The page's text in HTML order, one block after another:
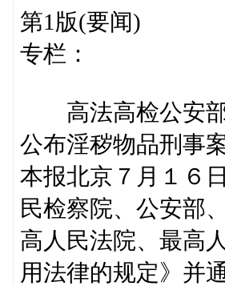
第1版(要闻)
专栏：
高法高检公安部
公布淫秽物品刑事
本报北京７月１６
民检察院、公安部
高人民法院、最高
用法律的规定》并